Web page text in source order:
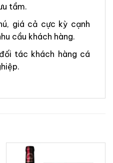
tầm.
giá cả cực kỳ cạnh
cầu khách hàng.
tác khách hàng cá